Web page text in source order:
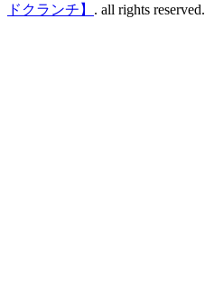
ドクランチ】 . all rights reserved.